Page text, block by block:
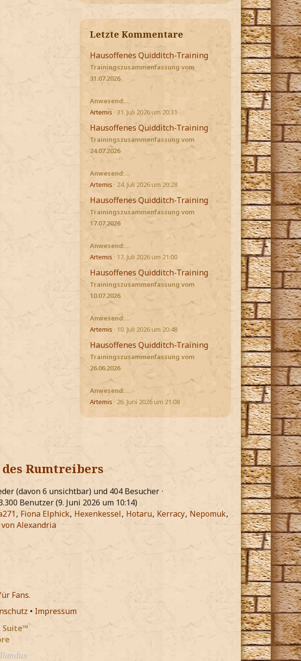
Letzte Kommentare
Hausoffenes Quidditch-Training
Trainingszusammenfassung vom
31.07.2026
Anwesend:…
Artemis 31. Juli 2026 um 20:31
Hausoffenes Quidditch-Training
Trainingszusammenfassung vom
24.07.2026
Anwesend:…
Artemis
24. Juli 2026 um 20:28
Hausoffenes Quidditch-Training
Trainingszusammenfassung vom
17.07.2026
Anwesend:…
Artemis
17. Juli 2026 um 21:00
Hausoffenes Quidditch-Training
Trainingszusammenfassung vom
10.07.2026
Anwesend:…
Artemis
10. Juli 2026 um 20:48
Hausoffenes Quidditch-Training
Trainingszusammenfassung vom
26.06.2026
Anwesend:…
Artemis
26. Juni 2026 um 21:08
Rumtreibers
(davon 6 unsichtbar) und 404 Besucher
Benutzer (9. Juni 2026 um 10:14)
Fiona Elphick Hexenkessel Hotaru Kerracy Nepomuk
von Alexandria
Fans.
• Impressum
Suite™